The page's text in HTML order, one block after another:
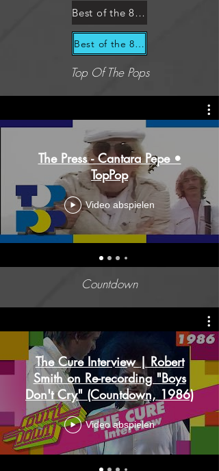
Best of the 80s for Dummies - Italo Disco
Best of the 80s for Dummies - Intimist
Top Of The Pops
The Press - Cantara Pepe •
TopPop
Video abspielen
Countdown
The Cure Interview | Robert
Smith on Re-recording "Boys
Don't Cry" (Countdown, 1986)
Video abspielen